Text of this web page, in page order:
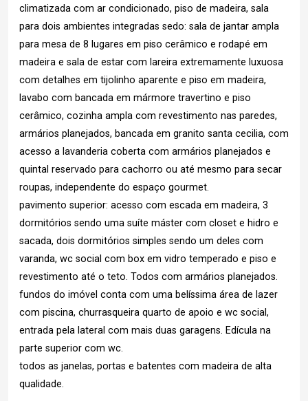
climatizada com ar condicionado, piso de madeira, sala
para dois ambientes integradas sedo: sala de jantar ampla
para mesa de 8 lugares em piso cerâmico e rodapé em
madeira e sala de estar com lareira extremamente luxuosa
com detalhes em tijolinho aparente e piso em madeira,
lavabo com bancada em mármore travertino e piso
cerâmico, cozinha ampla com revestimento nas paredes,
armários planejados, bancada em granito santa cecilia, com
acesso a lavanderia coberta com armários planejados e
quintal reservado para cachorro ou até mesmo para secar
roupas, independente do espaço gourmet.
pavimento superior: acesso com escada em madeira, 3
dormitórios sendo uma suíte máster com closet e hidro e
sacada, dois dormitórios simples sendo um deles com
varanda, wc social com box em vidro temperado e piso e
revestimento até o teto. Todos com armários planejados.
fundos do imóvel conta com uma belíssima área de lazer
com piscina, churrasqueira quarto de apoio e wc social,
entrada pela lateral com mais duas garagens. Edícula na
parte superior com wc.
todos as janelas, portas e batentes com madeira de alta
qualidade.